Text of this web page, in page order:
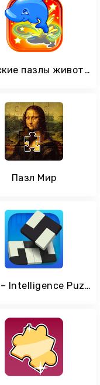
Детские пазлы животные
Пазл Мир
Novi – Intelligence Puzzles